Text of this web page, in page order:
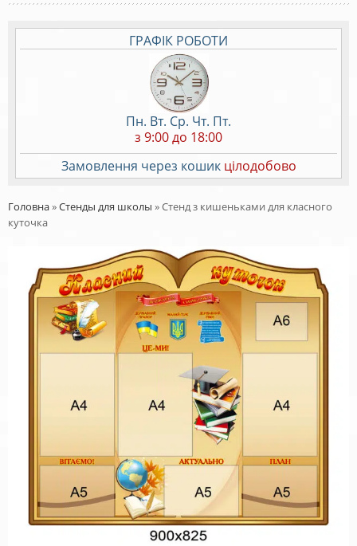
ГРАФІК РОБОТИ
Пн. Вт. Ср. Чт. Пт.
з 9:00 до 18:00
Замовлення через кошик цілодобово
Головна»Стенды для школы »Стенд з кишеньками для класного
куточка